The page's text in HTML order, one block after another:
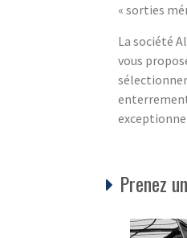
« sorties
La société
vous
Prenez